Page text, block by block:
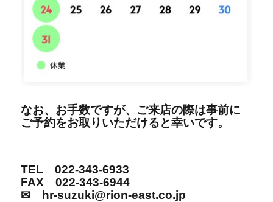
なお、お手数ですが、ご来店の際は事前に
ご予約をお取りいただけると幸いです。
TEL 022-343-6933
FAX 022-343-6944
✉ hr-suzuki@rion-east.co.jp